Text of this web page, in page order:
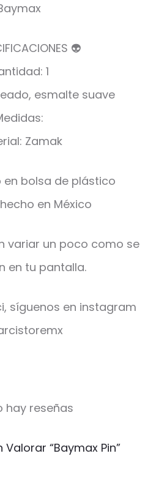
👽
1
esmalte suave
Zamak
en bolsa de plástico
en México
variar un poco como se
en tu pantalla.
síguenos en instagram
hay reseñas
Valorar “Baymax Pin”